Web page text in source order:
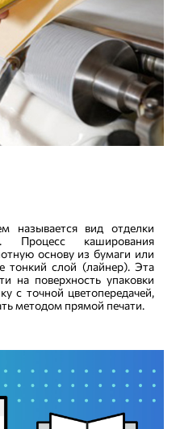
называется вид отделки
Процесс каширования
основу из бумаги или
тонкий слой (лайнер). Эта
на поверхность упаковки
с точной цветопередачей,
методом прямой печати.